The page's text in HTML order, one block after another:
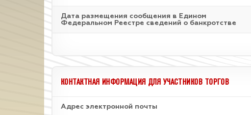
Дата размещения сообщения в Едином
Федеральном Реестре сведений о банкротстве
КОНТАКТНАЯ ИНФОРМАЦИЯ ДЛЯ УЧАСТНИКОВ ТОРГОВ
Адрес электронной почты